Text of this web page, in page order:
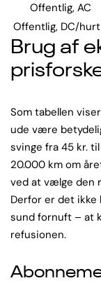
Offentlig, AC
Offentlig, DC/
Brug af
Som tabellen
ude være
svinge fra 45 kr.
20.000 km om
ved at vælge den
Derfor er det ikke
sund fornuft – at
refusionen.